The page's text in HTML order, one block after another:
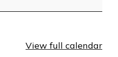
View full calendar